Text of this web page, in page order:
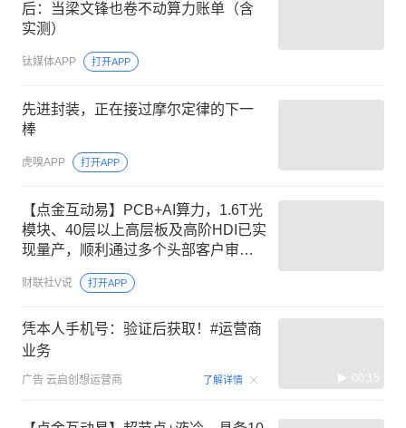
后：当梁文锋也卷不动算力账单（含
实测）
钛媒体APP 打开APP
先进封装，正在接过摩尔定律的下一
棒
虎嗅APP 打开APP
【点金互动易】PCB+AI算力，1.6T光
模块、40层以上高层板及高阶HDI已实
现量产，顺利通过多个头部客户审
核，这家公司深耕汽车电子与AI计算
领域
财联社V说 打开APP
凭本人手机号：验证后获取！#运营商
业务
广告 云启创想运营商 了解详情 00:15